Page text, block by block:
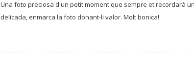
Una foto preciosa d'un petit moment que sempre et recordarà
delicada, enmarca la foto donant-li valor. Molt bonica!